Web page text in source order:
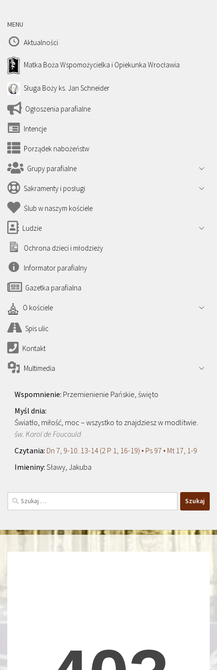
MENU
Aktualności
Matka Boża Wspomożycielka i Opiekunka Wrocławia
Sługa Boży ks. Jan Schneider
Ogłoszenia parafialne
Intencje
Porządek nabożeństw
Grupy parafialne
Sakramenty i posługi
Ślub w naszym kościele
Ludzie
Ochrona dzieci i młodzieży
Informator parafialny
Gazetka parafialna
O kościele
Spis ulic
Kontakt
Multimedia
Przemienienie Pańskie, święto
Światło, miłość, moc – wszystko to znajdziesz w modlitwie.
św. Karol de Foucauld
Dn 7, 9-10. 13-14 (2 P 1, 16-19) • Ps 97 • Mt 17, 1-9
Sławy, Jakuba
Szukaj: